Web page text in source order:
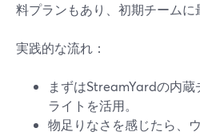
料プランもあり、初期チームに
実践的な流れ：
まずはStreamYardの内
ライトを活用。
物足りなさを感じたら、